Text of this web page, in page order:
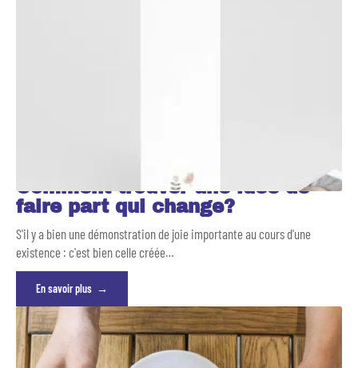
Comment trouver une idée de
faire part qui change?
S'il y a bien une démonstration de joie importante au cours d'une
existence : c'est bien celle créée…
En savoir plus